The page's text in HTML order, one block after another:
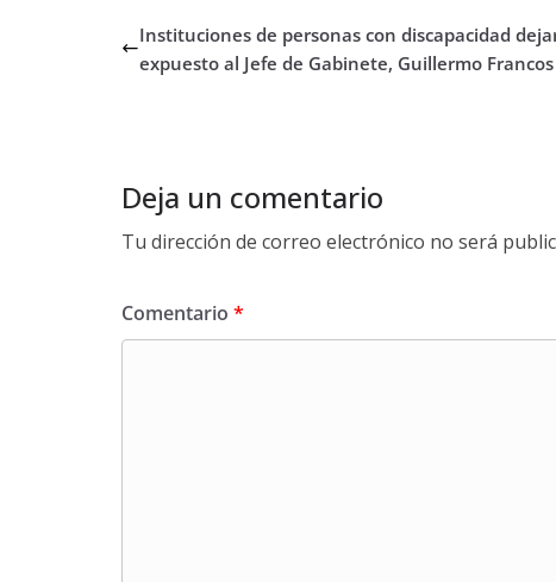
Instituciones de personas con discapacidad
expuesto al Jefe de Gabinete, Guillermo Francos
Deja un comentario
Tu dirección de correo electrónico no será
Comentario *